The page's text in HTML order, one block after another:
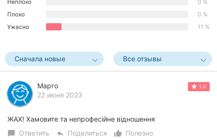
Луцк
Карпаты
Неплохо
0 %
Плохо
0 %
Ужасно
11 %
Сначала новые Все отзывы
Марго
22 июня 2023
1.0
ЖАХ! Хамовите та непрофесійне відношення
chat_bubble Ответить reply Поделиться thumb_up_alt
Полезно